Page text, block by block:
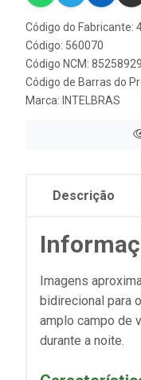
Código do Fabricante:
Código: 560070
Código NCM: 85258929
Código de Barras do
Marca: INTELBRAS
Descrição
Imagens
bidirecional para
amplo campo de
durante a noite.